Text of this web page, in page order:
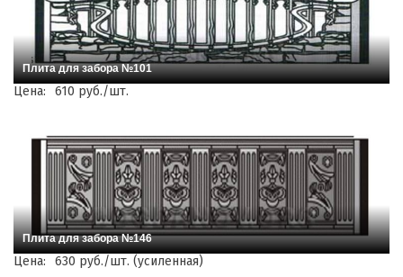
Плита для забора №101
Цена: 610 руб./шт.
Плита для забора №146
Цена: 630 руб./шт. (усиленная)